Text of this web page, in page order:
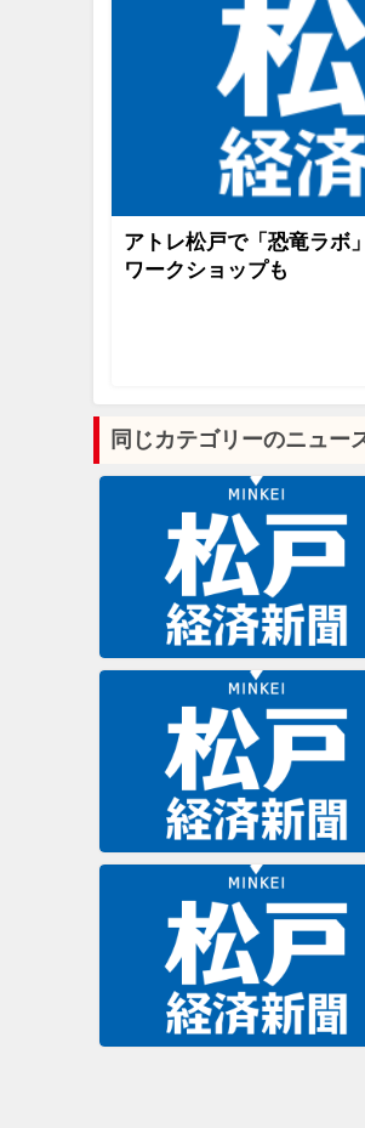
アトレ松戸で「恐竜ラボ
ワークショップも
同じカテゴリーのニュー